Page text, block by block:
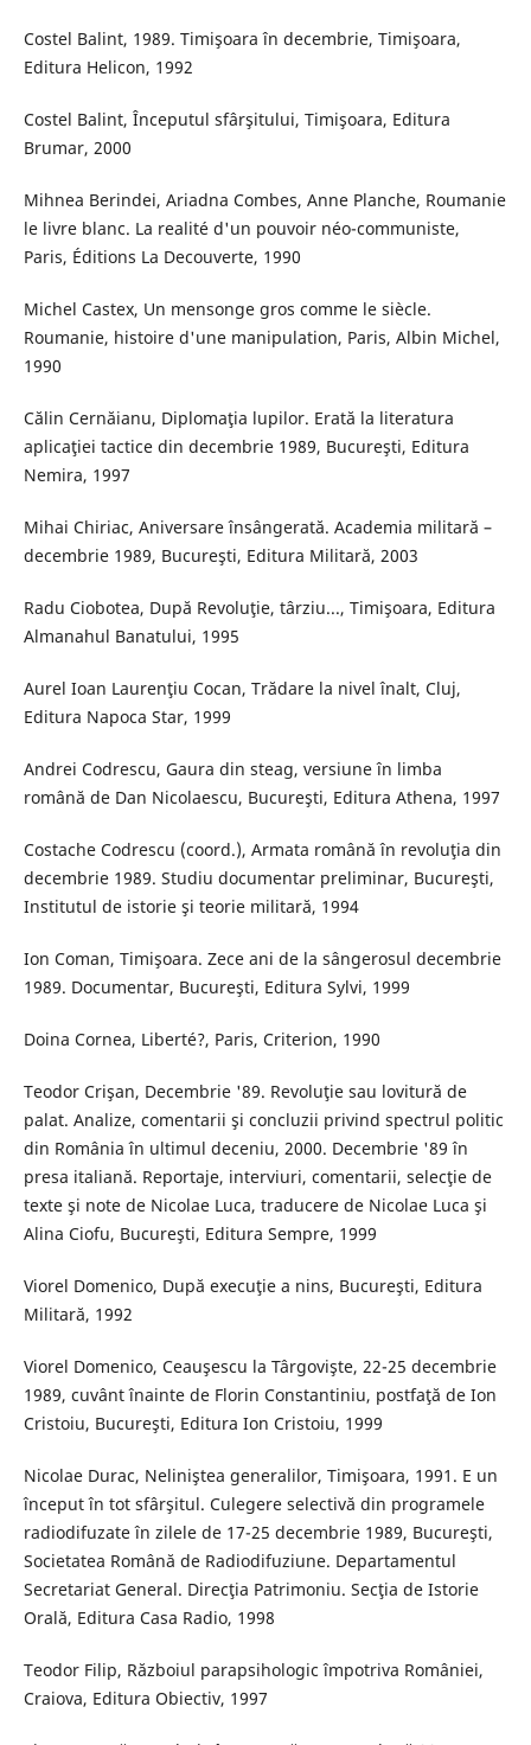
Costel Balint, 1989. Timişoara în decembrie, Timişoara,
Editura Helicon, 1992
Costel Balint, Începutul sfârşitului, Timişoara, Editura
Brumar, 2000
Mihnea Berindei, Ariadna Combes, Anne Planche, Roumanie
le livre blanc. La realité d'un pouvoir néo-communiste,
Paris, Éditions La Decouverte, 1990
Michel Castex, Un mensonge gros comme le siècle.
Roumanie, histoire d'une manipulation, Paris, Albin Michel,
1990
Călin Cernăianu, Diplomaţia lupilor. Erată la literatura
aplicaţiei tactice din decembrie 1989, Bucureşti, Editura
Nemira, 1997
Mihai Chiriac, Aniversare însângerată. Academia militară –
decembrie 1989, Bucureşti, Editura Militară, 2003
Radu Ciobotea, După Revoluţie, târziu..., Timişoara, Editura
Almanahul Banatului, 1995
Aurel Ioan Laurenţiu Cocan, Trădare la nivel înalt, Cluj,
Editura Napoca Star, 1999
Andrei Codrescu, Gaura din steag, versiune în limba
română de Dan Nicolaescu, Bucureşti, Editura Athena, 1997
Costache Codrescu (coord.), Armata română în revoluţia din
decembrie 1989. Studiu documentar preliminar, Bucureşti,
Institutul de istorie şi teorie militară, 1994
Ion Coman, Timişoara. Zece ani de la sângerosul decembrie
1989. Documentar, Bucureşti, Editura Sylvi, 1999
Doina Cornea, Liberté?, Paris, Criterion, 1990
Teodor Crişan, Decembrie '89. Revoluţie sau lovitură de
palat. Analize, comentarii şi concluzii privind spectrul politic
din România în ultimul deceniu, 2000. Decembrie '89 în
presa italiană. Reportaje, interviuri, comentarii, selecţie de
texte şi note de Nicolae Luca, traducere de Nicolae Luca şi
Alina Ciofu, Bucureşti, Editura Sempre, 1999
Viorel Domenico, După execuţie a nins, Bucureşti, Editura
Militară, 1992
Viorel Domenico, Ceauşescu la Târgovişte, 22-25 decembrie
1989, cuvânt înainte de Florin Constantiniu, postfaţă de Ion
Cristoiu, Bucureşti, Editura Ion Cristoiu, 1999
Nicolae Durac, Neliniştea generalilor, Timişoara, 1991. E un
început în tot sfârşitul. Culegere selectivă din programele
radiodifuzate în zilele de 17-25 decembrie 1989, Bucureşti,
Societatea Română de Radiodifuziune. Departamentul
Secretariat General. Direcţia Patrimoniu. Secţia de Istorie
Orală, Editura Casa Radio, 1998
Teodor Filip, Războiul parapsihologic împotriva României,
Craiova, Editura Obiectiv, 1997